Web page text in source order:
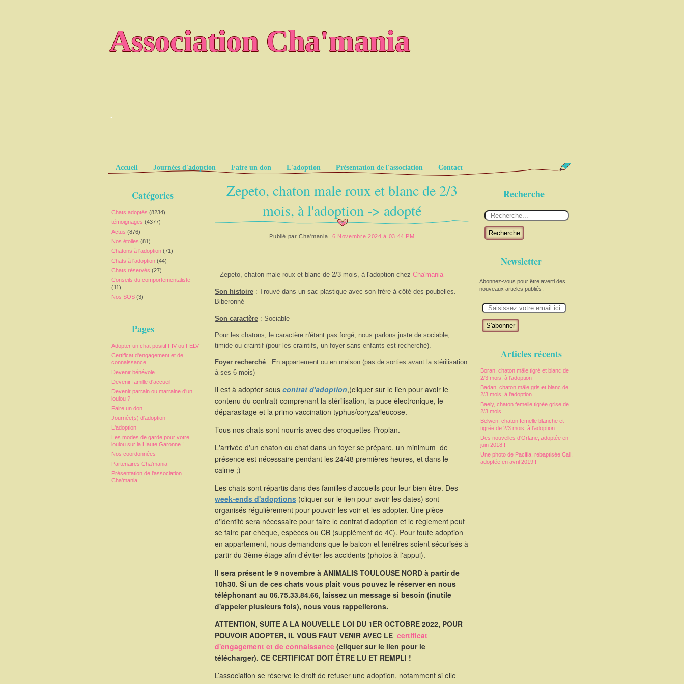
Association Cha'mania
.
Pages
Accueil Journées d'adoption Faire un don L'adoption Présentation de l'association Contact
Catégories
Chats adoptés (8234)
témoignages (4377)
Actus (876)
Nos étoiles (81)
Chatons à l'adoption (71)
Chats à l'adoption (44)
Chats réservés (27)
Conseils du comportementaliste
(11)
Nos SOS (3)
Pages
Adopter un chat positif FIV ou FELV
Certificat d'engagement et de
connaissance
Devenir bénévole
Devenir famille d'accueil
Devenir parrain ou marraine d'un
loulou ?
Faire un don
Journée(s) d'adoption
L'adoption
Les modes de garde pour votre
loulou sur la Haute Garonne !
Nos coordonnées
Partenaires Cha'mania
Présentation de l'association
Cha'mania
Recherche
Recherche
Newsletter
Abonnez-vous pour être averti des
nouveaux articles publiés.
m
Articles récents
Boran, chaton mâle tigré et blanc de
2/3 mois, à l'adoption
Badan, chaton mâle gris et blanc de
2/3 mois, à l'adoption
Baely, chaton femelle tigrée grise de
2/3 mois
Belwen, chaton femelle blanche et
tigrée de 2/3 mois, à l'adoption
Des nouvelles d'Orlane, adoptée en
juin 2018 !
Une photo de Pacifia, rebaptisée Cali,
adoptée en avril 2019 !
Zepeto, chaton male roux et blanc de 2/3
mois, à l'adoption -> adopté
Publié parCha'mania 6 Novembre 2024 à 03:44 PM
Zepeto, chaton male roux et blanc de 2/3 mois, à l'adoption chez Cha'mania
Son histoire : Trouvé dans un sac plastique avec son frère à côté des poubelles.
Biberonné
Son caractère : Sociable
Pour les chatons, le caractère n'étant pas forgé, nous parlons juste de sociable,
timide ou craintif (pour les craintifs, un foyer sans enfants est recherché).
Foyer recherché : En appartement ou en maison (pas de sorties avant la stérilisation
à ses 6 mois)
Il est à adopter sous contrat d'adoption,(cliquer sur le lien pour avoir le
contenu du contrat) comprenant la stérilisation, la puce électronique, le
déparasitage et la primo vaccination typhus/coryza/leucose.
Tous nos chats sont nourris avec des croquettes Proplan.
L'arrivée d'un chaton ou chat dans un foyer se prépare, un minimum de
présence est nécessaire pendant les 24/48 premières heures, et dans le
calme ;)
Les chats sont répartis dans des familles d'accueils pour leur bien être. Des
week-ends d'adoptions (cliquer sur le lien pour avoir les dates) sont
organisés régulièrement pour pouvoir les voir et les adopter. Une pièce
d'identité sera nécessaire pour faire le contrat d'adoption et le règlement peut
se faire par chèque, espèces ou CB (supplément de 4€). Pour toute adoption
en appartement, nous demandons que le balcon et fenêtres soient sécurisés à
partir du 3ème étage afin d'éviter les accidents (photos à l'appui).
Il sera présent le 9 novembre à ANIMALIS TOULOUSE NORD à partir de
10h30. Si un de ces chats vous plait vous pouvez le réserver en nous
téléphonant au 06.75.33.84.66, laissez un message si besoin (inutile
d'appeler plusieurs fois), nous vous rappellerons.
ATTENTION, SUITE A LA NOUVELLE LOI DU 1ER OCTOBRE 2022, POUR
POUVOIR ADOPTER, IL VOUS FAUT VENIR AVEC LE certificat
d'engagement et de connaissance (cliquer sur le lien pour le
télécharger). CE CERTIFICAT DOIT ÊTRE LU ET REMPLI !
L’association se réserve le droit de refuser une adoption, notamment si elle